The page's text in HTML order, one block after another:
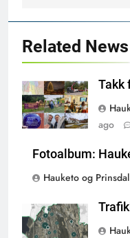
Related News
Takk
ago
Fotoalbum:
Hauketo og